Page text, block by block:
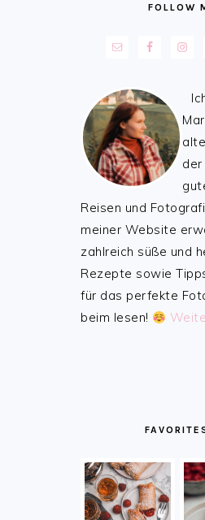
FOLLOW
Reisen und
meiner Website
zahlreich süße und
Rezepte sowie
für das perfekte
beim lesen!